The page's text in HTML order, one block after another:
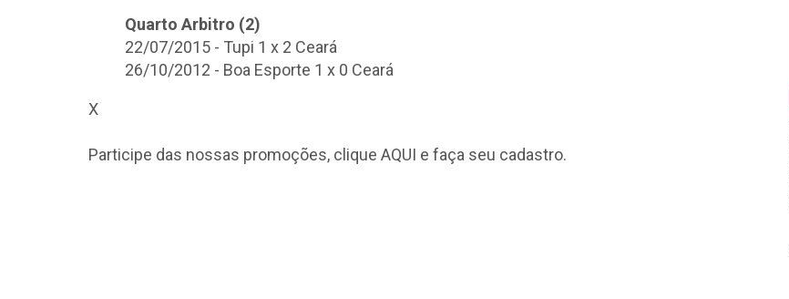
Quarto Arbitro (2)
22/07/2015 - Tupi 1 x 2 Ceará
26/10/2012 - Boa Esporte 1 x 0 Ceará
X
Participe das nossas promoções, clique AQUI e faça seu cadastro.